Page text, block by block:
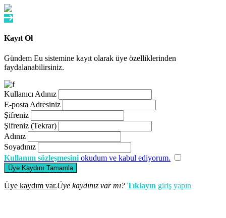
Kayıt Ol
Gündem Eu sistemine kayıt olarak üye özelliklerinden
faydalanabilirsiniz.
Kullanıcı Adınız
E-posta Adresiniz
Şifreniz
Şifreniz (Tekrar)
Adınız
Soyadınız
Kullanım sözleşmesini okudum ve kabul ediyorum.
Üye Kaydını Tamamla
Üye kaydım var.Üye kaydınız var mı? Tıklayın giriş yapın